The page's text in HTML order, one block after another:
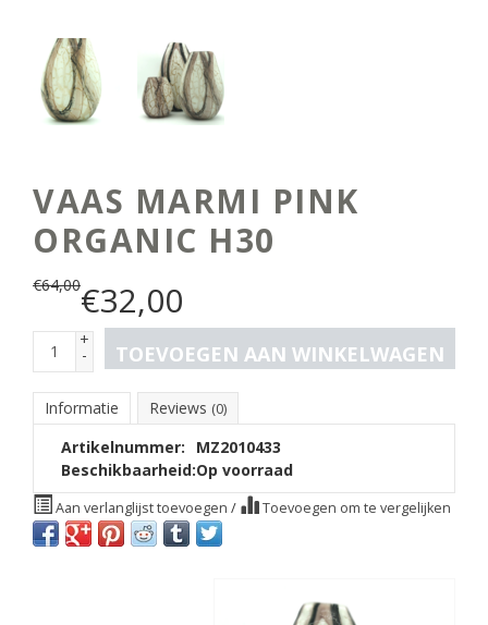
VAAS MARMI PINK
ORGANIC H30
€64,00€32,00
+
- TOEVOEGEN AAN WINKELWAGEN
Informatie Reviews (0)
Artikelnummer:
MZ2010433
Beschikbaarheid:Op voorraad
Aan verlanglijst toevoegen / Toevoegen om te vergelijken